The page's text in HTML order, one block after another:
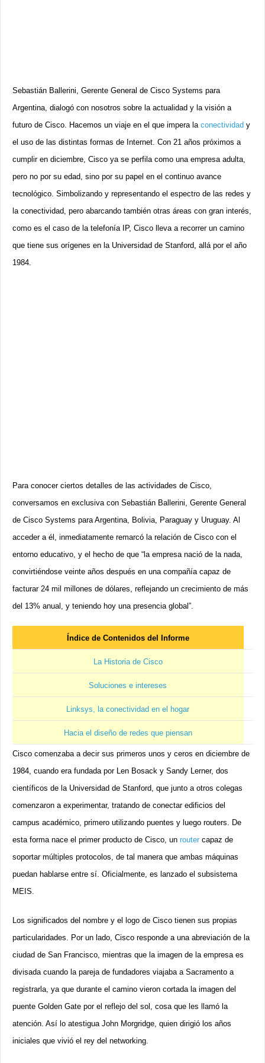
Sebastián Ballerini, Gerente General de Cisco Systems para
Argentina, dialogó con nosotros sobre la actualidad y la visión a
futuro de Cisco. Hacemos un viaje en el que impera la conectividad y
el uso de las distintas formas de Internet. Con 21 años próximos a
cumplir en diciembre, Cisco ya se perfila como una empresa adulta,
pero no por su edad, sino por su papel en el continuo avance
tecnológico. Simbolizando y representando el espectro de las redes y
la conectividad, pero abarcando también otras áreas con gran interés,
como es el caso de la telefonía IP, Cisco lleva a recorrer un camino
que tiene sus orígenes en la Universidad de Stanford, allá por el año
1984.
Para conocer ciertos detalles de las actividades de Cisco,
conversamos en exclusiva con Sebastián Ballerini, Gerente General
de Cisco Systems para Argentina, Bolivia, Paraguay y Uruguay. Al
acceder a él, inmediatamente remarcó la relación de Cisco con el
entorno educativo, y el hecho de que “la empresa nació de la nada,
convirtiéndose veinte años después en una compañía capaz de
facturar 24 mil millones de dólares, reflejando un crecimiento de más
del 13% anual, y teniendo hoy una presencia global”.
Índice de Contenidos del Informe
La Historia de Cisco
Soluciones e intereses
Linksys, la conectividad en el hogar
Hacia el diseño de redes que piensan
Cisco comenzaba a decir sus primeros unos y ceros en diciembre de
1984, cuando era fundada por Len Bosack y Sandy Lerner, dos
científicos de la Universidad de Stanford, que junto a otros colegas
comenzaron a experimentar, tratando de conectar edificios del
campus académico, primero utilizando puentes y luego routers. De
esta forma nace el primer producto de Cisco, un router capaz de
soportar múltiples protocolos, de tal manera que ambas máquinas
puedan hablarse entre sí. Oficialmente, es lanzado el subsistema
MEIS.
Los significados del nombre y el logo de Cisco tienen sus propias
particularidades. Por un lado, Cisco responde a una abreviación de la
ciudad de San Francisco, mientras que la imagen de la empresa es
divisada cuando la pareja de fundadores viajaba a Sacramento a
registrarla, ya que durante el camino vieron cortada la imagen del
puente Golden Gate por el reflejo del sol, cosa que les llamó la
atención. Así lo atestigua John Morgridge, quien dirigió los años
iniciales que vivió el rey del networking.